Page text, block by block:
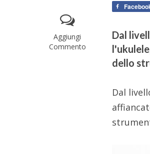
Aggiungi
Commento
Dal
dello
Dal